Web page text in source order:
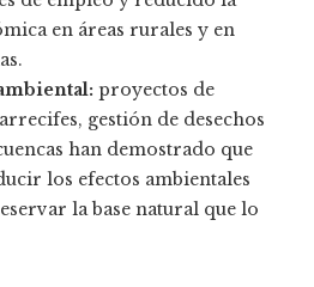
en áreas rurales y en
proyectos de
gestión de desechos
han demostrado que
los efectos ambientales
la base natural que lo